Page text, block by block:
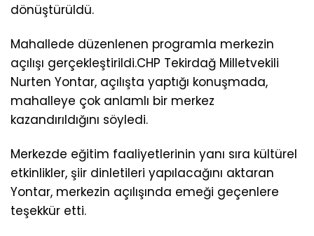
dönüştürüldü.
Mahallede düzenlenen programla merkezin
açılışı gerçekleştirildi.CHP Tekirdağ Milletvekili
Nurten Yontar, açılışta yaptığı konuşmada,
mahalleye çok anlamlı bir merkez
kazandırıldığını söyledi.
Merkezde eğitim faaliyetlerinin yanı sıra kültürel
etkinlikler, şiir dinletileri yapılacağını aktaran
Yontar, merkezin açılışında emeği geçenlere
teşekkür etti.